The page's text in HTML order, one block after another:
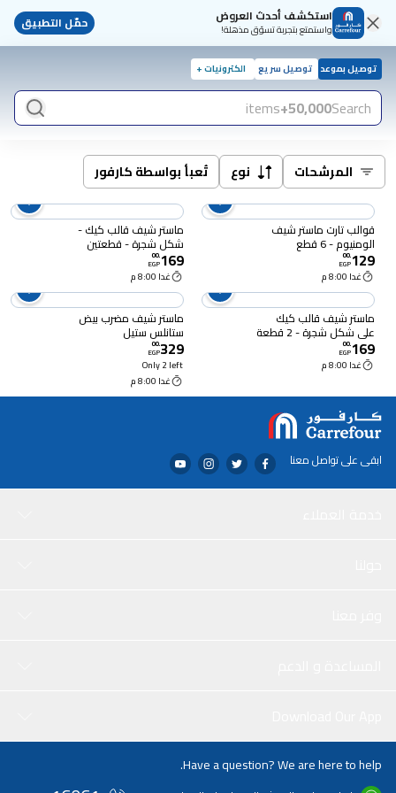
استكشف أحدث العروض
واستمتع بتجربة تسوّق مذهلة! حمّل التطبيق
توصيل بموعد توصيل سريع الكترونيات +
Search
50,000+
items
المرشحات نوع تُعبأ بواسطة كارفور
قوالب تارت ماستر شيف
الومنيوم - 6 قطع
129
.
00
EGP
غدا 8:00 م
ماستر شيف قالب كيك -
شكل شجرة - قطعتين
169
.
00
EGP
غدا 8:00 م
ماستر شيف قالب كيك
علي شكل شجرة - 2 قطعة
169
.
00
EGP
غدا 8:00 م
ماستر شيف مضرب بيض
ستانلس ستيل
329
.
00
EGP
Only 2 left
غدا 8:00 م
ابقى على تواصل معنا
Have a question? We are here to help.